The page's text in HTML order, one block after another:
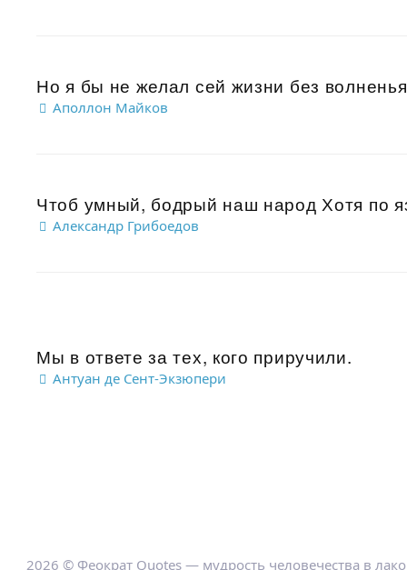
Но я бы не желал сей жизни без
Аполлон Майков
Чтоб умный, бодрый наш народ Хотя по
Александр Грибоедов
Мы в ответе за тех, кого приручили.
Антуан де Сент-Экзюпери
2026 © Феократ Quotes — мудрость человечества в